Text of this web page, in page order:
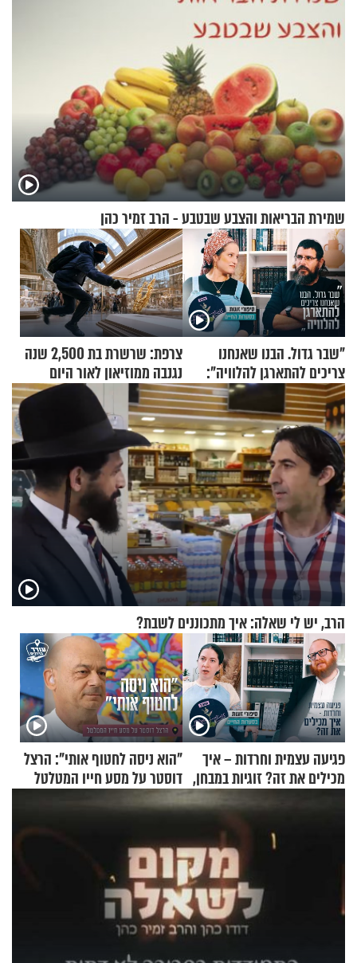
שמירת הבריאות והצבע שבטבע - הרב זמיר כהן
"שבר גדול. הבנו שאנחנו
צריכים להתארגן להלוויה":
זוגיות במבחן, הפעם עם מרים
וגד דנינו
צרפת: שרשרת בת 2,500 שנה
נגנבה ממוזיאון לאור היום
הרב, יש לי שאלה: איך מתכוננים לשבת?
פגיעה עצמית וחרדות – איך
מכילים את זה? זוגיות במבחן,
הפעם עם יהודית ואלתר כהן
"הוא ניסה לחטוף אותי": הרצל
דוסטר על מסע חייו המטלטל